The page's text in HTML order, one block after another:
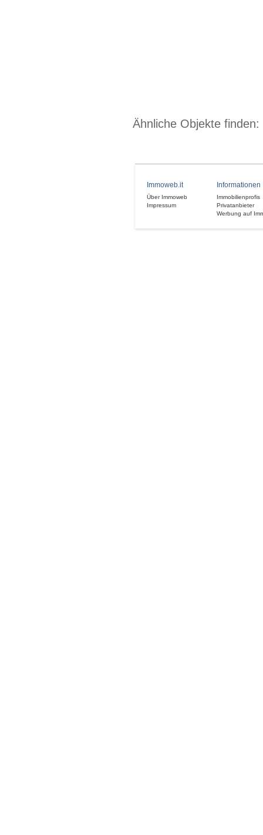
Ähnliche Objekte finden:
Immoweb.it
Über Immoweb
Impressum
Informationen
Immobilienprofis
Privatanbieter
Werbung auf